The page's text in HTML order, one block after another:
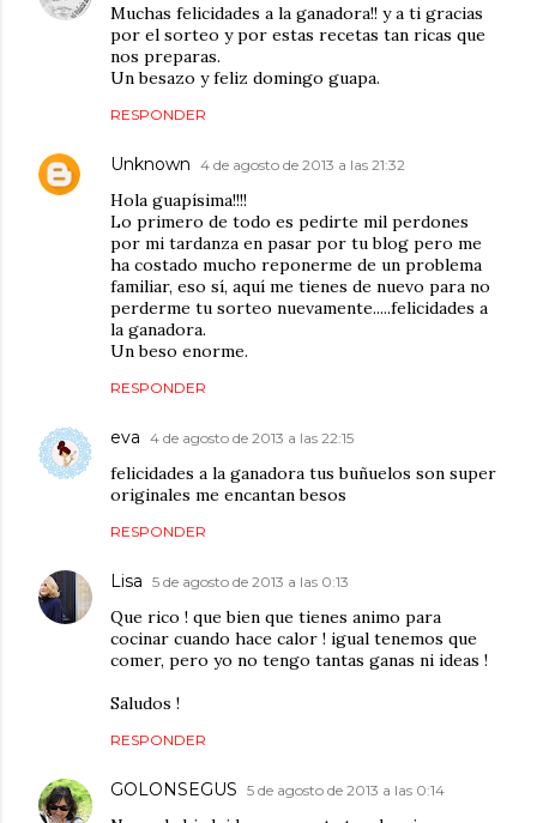
Muchas felicidades a la ganadora!! y a ti gracias
por el sorteo y por estas recetas tan ricas que
nos preparas.
Un besazo y feliz domingo guapa.
RESPONDER
Unknown 4 de agosto de 2013 a las 21:32
Hola guapísima!!!!
Lo primero de todo es pedirte mil perdones
por mi tardanza en pasar por tu blog pero me
ha costado mucho reponerme de un problema
familiar, eso sí, aquí me tienes de nuevo para no
perderme tu sorteo nuevamente.....felicidades a
la ganadora.
Un beso enorme.
RESPONDER
eva 4 de agosto de 2013 a las 22:15
felicidades a la ganadora tus buñuelos son super
originales me encantan besos
RESPONDER
Lisa 5 de agosto de 2013 a las 0:13
Que rico ! que bien que tienes animo para
cocinar cuando hace calor ! igual tenemos que
comer, pero yo no tengo tantas ganas ni ideas !
Saludos !
RESPONDER
GOLONSEGUS 5 de agosto de 2013 a las 0:14